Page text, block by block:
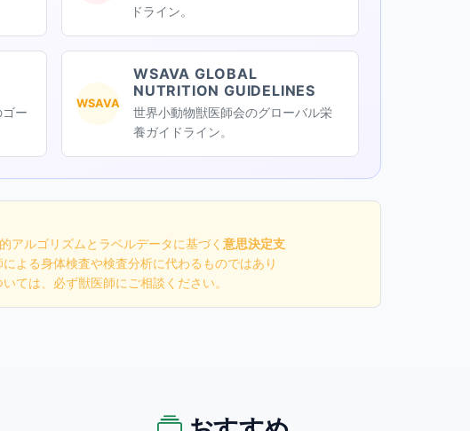
ドライン。
ー
WSAVA
WSAVA GLOBAL
NUTRITION GUIDELINES
世界小動物獣医師会のグローバル栄
養ガイドライン。
アルゴリズムとラベルデータに基づく 意思決定支
よる身体検査や検査分析に代わるものではあり
ては、必ず獣医師にご相談ください。